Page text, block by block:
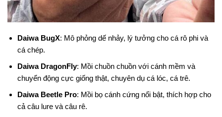
Daiwa BugX: Mô phỏng dế nhảy, lý tưởng cho cá rô phi và
cá chép.
Daiwa DragonFly: Mồi chuồn chuồn với cánh mềm và
chuyển động cực giống thật, chuyên dụ cá lóc, cá trê.
Daiwa Beetle Pro: Mồi bọ cánh cứng nổi bật, thích hợp cho
cả câu lure và câu rê.